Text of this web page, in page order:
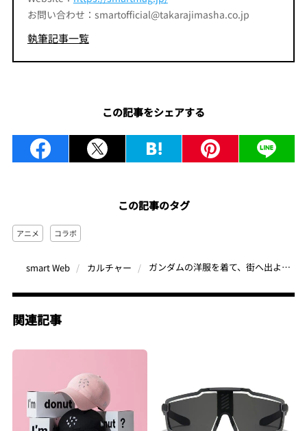
お問い合わせ：smartofficial@takarajimasha.co.jp
執筆記事一覧
この記事をシェアする
この記事のタグ
アニメ コラボ
smart Web カルチャー ガンダムの洋服を着て、街へ出よう。glamb（グラム）が“モビルスーツ”をモダンに落とし込む
関連記事